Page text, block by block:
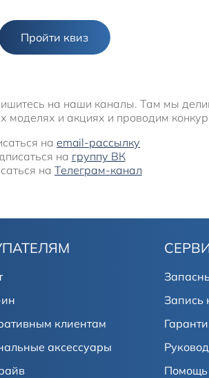
Пройти квиз
на наши каналы. Там мы
моделях и акциях и проводим
на email-рассылку
на группу ВК
на Телеграм-канал
клиентам
аксессуары
Запись
Помощь